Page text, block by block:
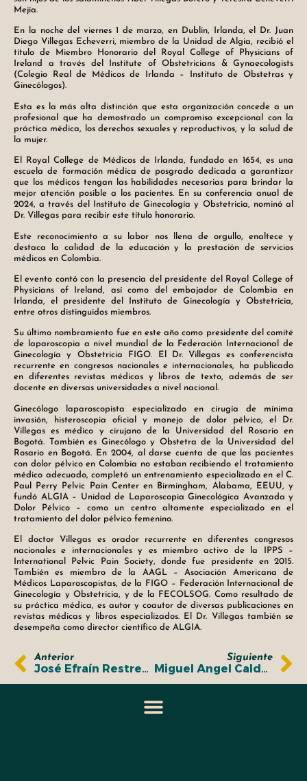
Mejía.
En la noche del viernes 1 de marzo, en Dublín, Irlanda, el Dr. Juan
Diego Villegas Echeverri, miembro de la Unidad de Algia, recibió el
título de Miembro Honorario del Royal College of Physicians of
Ireland a través del Institute of Obstetricians & Gynaecologists
(Colegio Real de Médicos de Irlanda – Instituto de Obstetras y
Ginecólogos).
Esta es la más alta distinción que esta organización concede a un
profesional que ha demostrado un compromiso excepcional con la
práctica médica, los derechos sexuales y reproductivos, y la salud de
la mujer.
El Royal College de Médicos de Irlanda, fundado en 1654, es una
escuela de formación médica de posgrado dedicada a garantizar
que los médicos tengan las habilidades necesarias para brindar la
mejor atención posible a los pacientes. En su conferencia anual de
2024, a través del Instituto de Ginecología y Obstetricia, nominó al
Dr. Villegas para recibir este título honorario.
Este reconocimiento a su labor nos llena de orgullo, enaltece y
destaca la calidad de la educación y la prestación de servicios
médicos en Colombia.
El evento contó con la presencia del presidente del Royal College of
Physicians of Ireland, así como del embajador de Colombia en
Irlanda, el presidente del Instituto de Ginecología y Obstetricia,
entre otros distinguidos miembros.
Su último nombramiento fue en este año como presidente del comité
de laparoscopia a nivel mundial de la Federación Internacional de
Ginecología y Obstetricia FIGO. El Dr. Villegas es conferencista
recurrente en congresos nacionales e internacionales, ha publicado
en diferentes revistas médicas y libros de texto, además de ser
docente en diversas universidades a nivel nacional.
Ginecólogo laparoscopista especializado en cirugía de mínima
invasión, histeroscopia oficial y manejo de dolor pélvico, el Dr.
Villegas es médico y cirujano de la Universidad del Rosario en
Bogotá. También es Ginecólogo y Obstetra de la Universidad del
Rosario en Bogotá. En 2004, al darse cuenta de que las pacientes
con dolor pélvico en Colombia no estaban recibiendo el tratamiento
médico adecuado, completó un entrenamiento especializado en el C.
Paul Perry Pelvic Pain Center en Birmingham, Alabama, EEUU, y
fundó ALGIA – Unidad de Laparoscopia Ginecológica Avanzada y
Dolor Pélvico – como un centro altamente especializado en el
tratamiento del dolor pélvico femenino.
El doctor Villegas es orador recurrente en diferentes congresos
nacionales e internacionales y es miembro activo de la IPPS –
International Pelvic Pain Society, donde fue presidente en 2015.
También es miembro de la AAGL – Asociación Americana de
Médicos Laparoscopistas, de la FIGO – Federación Internacional de
Ginecología y Obstetricia, y de la FECOLSOG. Como resultado de
su práctica médica, es autor y coautor de diversas publicaciones en
revistas médicas y libros especializados. El Dr. Villegas también se
desempeña como director científico de ALGIA.
Anterior
José Efraín Restrepo Ángel
Siguiente
Miguel Ángel Calderón